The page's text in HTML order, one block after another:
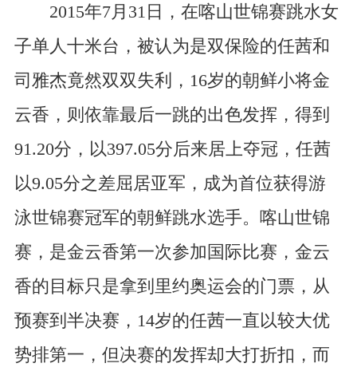
2015年7月31日，在喀山世锦赛跳水女
子单人十米台，被认为是双保险的任茜和
司雅杰竟然双双失利，16岁的朝鲜小将金
云香，则依靠最后一跳的出色发挥，得到
91.20分，以397.05分后来居上夺冠，任茜
以9.05分之差屈居亚军，成为首位获得游
泳世锦赛冠军的朝鲜跳水选手。喀山世锦
赛，是金云香第一次参加国际比赛，金云
香的目标只是拿到里约奥运会的门票，从
预赛到半决赛，14岁的任茜一直以较大优
势排第一，但决赛的发挥却大打折扣，而